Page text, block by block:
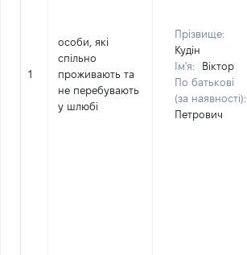
1
особи, які
спільно
проживають та
не перебувають
у шлюбі
Прізвище:
Кудін
Ім'я:
Віктор
По батькові
(за наявності):
Петрович